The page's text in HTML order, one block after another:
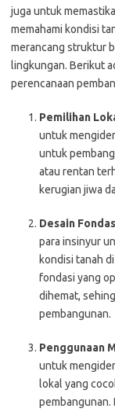
juga untuk
memahami kondisi
merancang struktur
lingkungan. Berikut
perencanaan
Pemilihan
untuk
untuk
atau rentan
kerugian jiwa
Desain
para insinyur
kondisi tanah
fondasi yang
dihemat,
pembangunan.
Penggunaan
untuk
lokal yang
pembangunan.